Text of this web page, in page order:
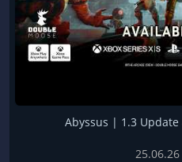
Abyssus | 1.3
25.06.26